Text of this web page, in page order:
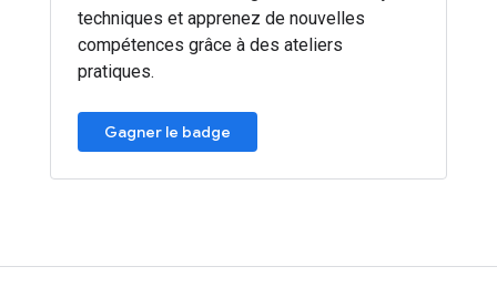
techniques et apprenez de nouvelles
compétences grâce à des ateliers
pratiques.
Gagner le badge